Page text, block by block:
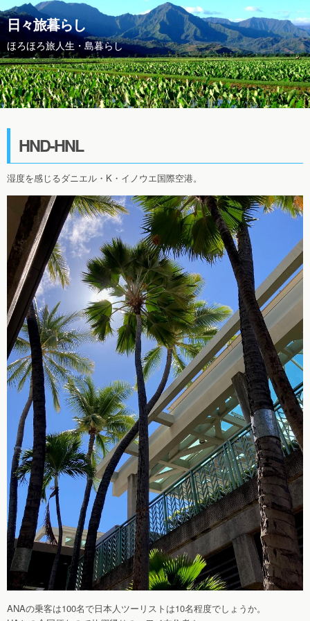
日々旅暮らし
ほろほろ旅人生・島暮らし
HND-HNL
湿度を感じるダニエル・K・イノウエ国際空港。
ANAの乗客は100名で日本人ツーリストは10名程度でしょうか。